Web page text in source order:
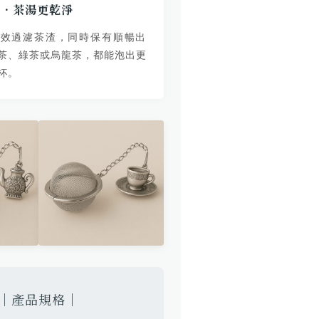
茶湯更乾淨
過濾茶渣，同時保有順暢出
、綠茶或烏龍茶，都能泡出更
。
產品規格｜